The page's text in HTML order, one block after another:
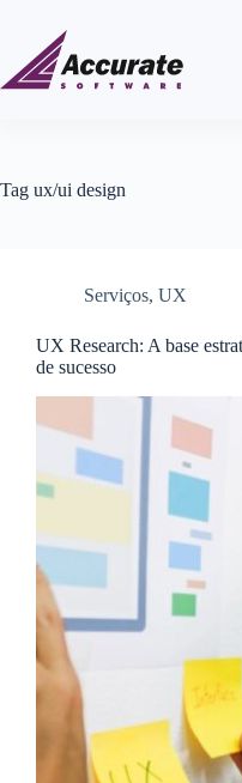
Tag ux/ui design
Serviços, UX
UX Research: A base
de sucesso